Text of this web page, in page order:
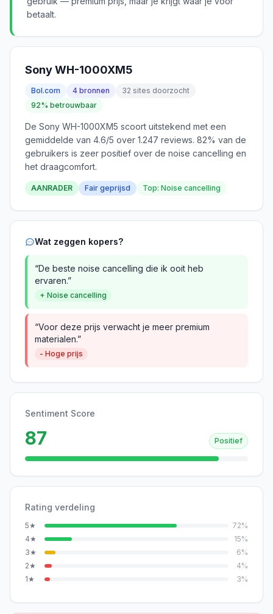
betaalt.
Sony WH-1000XM5
Bol.com 4 bronnen
32 sites doorzocht
92% betrouwbaar
De Sony WH-1000XM5 scoort uitstekend met een
gemiddelde van 4.6/5 over 1.247 reviews. 82% van de
gebruikers is zeer positief over de noise cancelling en
het draagcomfort.
AANRADER Fair geprijsd Top: Noise cancelling
Wat zeggen kopers?
“De beste noise cancelling die ik ooit heb
ervaren.”
+ Noise cancelling
“Voor deze prijs verwacht je meer premium
materialen.”
- Hoge prijs
Sentiment Score
87 Positief
Rating verdeling
5★ 72%
4★ 15%
3★ 6%
2★ 4%
1★ 3%